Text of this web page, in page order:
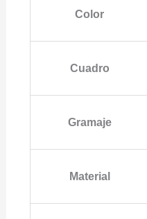
Color
Cuadro
Gramaje
Material